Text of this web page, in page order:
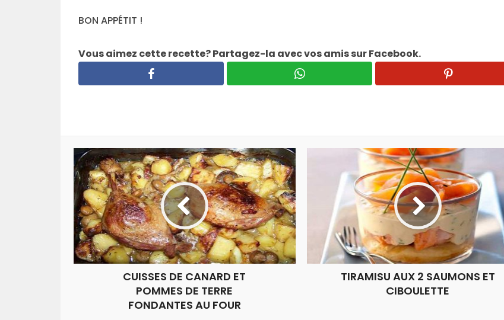
BON APPÉTIT !
Vous aimez cette recette? Partagez-la avec vos amis sur Facebook.
CUISSES DE CANARD ET
POMMES DE TERRE
FONDANTES AU FOUR
TIRAMISU AUX 2 SAUMONS ET
CIBOULETTE